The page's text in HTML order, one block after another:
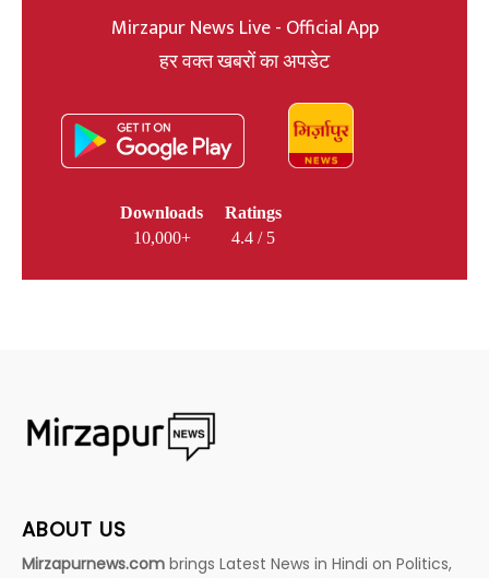
Mirzapur News Live - Official App
हर वक्त खबरों का अपडेट
Downloads
10,000+
Ratings
4.4 / 5
ABOUT US
Mirzapurnews.com brings Latest News in Hindi on Politics,